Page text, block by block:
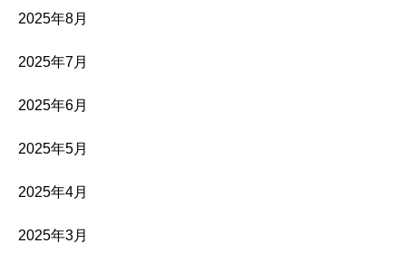
2025年8月
2025年7月
2025年6月
2025年5月
2025年4月
2025年3月